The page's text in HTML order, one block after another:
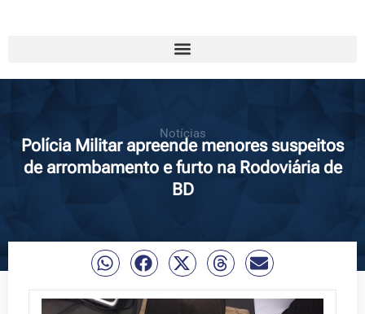
Notícias
Polícia Militar apreende menores suspeitos
de arrombamento e furto na Rodoviária de
BD